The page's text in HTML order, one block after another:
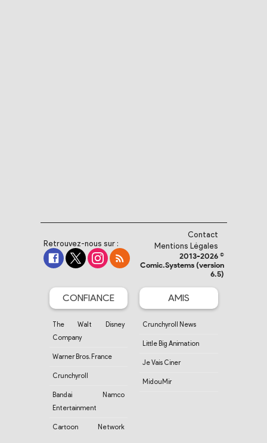
Retrouvez-nous sur :
Contact
Mentions Légales
2013-2026 ©
Comic.Systems (version
6.5)
CONFIANCE
The Walt Disney
Company
Warner Bros. France
Crunchyroll
Bandai Namco
Entertainment
Cartoon Network
AMIS
Crunchyroll News
Little Big Animation
Je Vais Ciner
MidouMir